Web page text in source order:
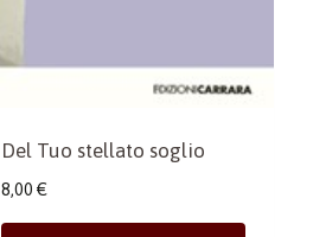
Del Tuo stellato soglio
8,00 €